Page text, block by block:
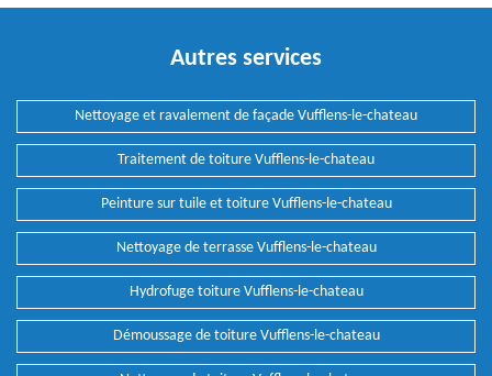
Autres services
Nettoyage et ravalement de façade Vufflens-le-chateau
Traitement de toiture Vufflens-le-chateau
Peinture sur tuile et toiture Vufflens-le-chateau
Nettoyage de terrasse Vufflens-le-chateau
Hydrofuge toiture Vufflens-le-chateau
Démoussage de toiture Vufflens-le-chateau